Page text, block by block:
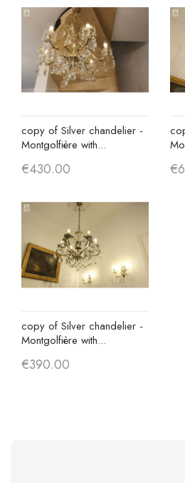
copy of Silver chandelier -
Montgolfière with...
€430.00
copy of Silver chandelier -
Montgolfière with...
€390.00